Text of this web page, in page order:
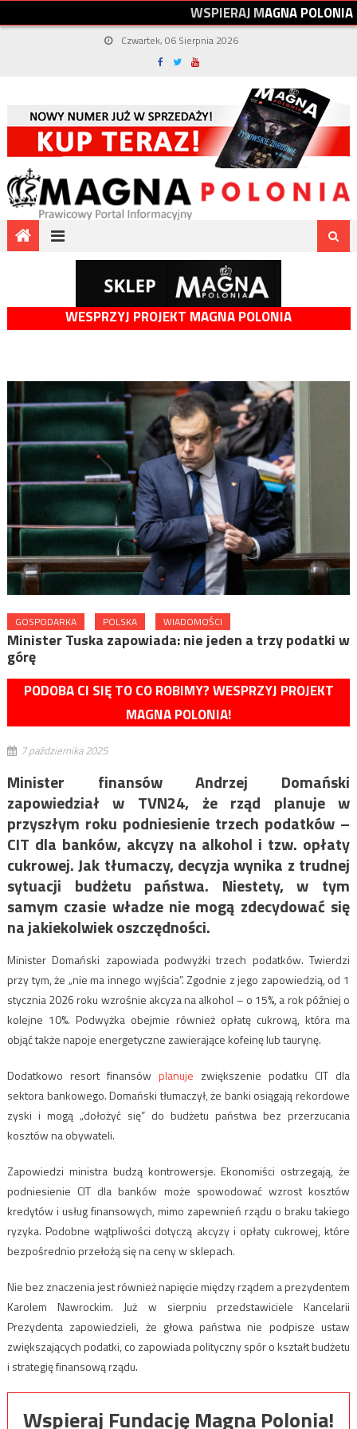
WSPIERAJMAGNAPOLONIA
Czwartek, 06 Sierpnia 2026
WESPRZYJ PROJEKT MAGNA POLONIA
GOSPODARKA POLSKA WIADOMOŚCI
Minister Tuska zapowiada: nie jeden a trzy podatki w
górę
PODOBA CI SIĘ TO CO ROBIMY? WESPRZYJ PROJEKT
MAGNA POLONIA!
7 października 2025
Minister finansów Andrzej Domański
zapowiedział w TVN24, że rząd planuje w
przyszłym roku podniesienie trzech podatków –
CIT dla banków, akcyzy na alkohol i tzw. opłaty
cukrowej. Jak tłumaczy, decyzja wynika z trudnej
sytuacji budżetu państwa. Niestety, w tym
samym czasie władze nie mogą zdecydować się
na jakiekolwiek oszczędności.
Minister Domański zapowiada podwyżki trzech podatków. Twierdzi
przy tym, że „nie ma innego wyjścia”. Zgodnie z jego zapowiedzią, od 1
stycznia 2026 roku wzrośnie akcyza na alkohol – o 15%, a rok później o
kolejne 10%. Podwyżka obejmie również opłatę cukrową, która ma
objąć także napoje energetyczne zawierające kofeinę lub taurynę.
Dodatkowo resort finansów planuje zwiększenie podatku CIT dla
sektora bankowego. Domański tłumaczył, że banki osiągają rekordowe
zyski i mogą „dołożyć się” do budżetu państwa bez przerzucania
kosztów na obywateli.
Zapowiedzi ministra budzą kontrowersje. Ekonomiści ostrzegają, że
podniesienie CIT dla banków może spowodować wzrost kosztów
kredytów i usług finansowych, mimo zapewnień rządu o braku takiego
ryzyka. Podobne wątpliwości dotyczą akcyzy i opłaty cukrowej, które
bezpośrednio przełożą się na ceny w sklepach.
Nie bez znaczenia jest również napięcie między rządem a prezydentem
Karolem Nawrockim. Już w sierpniu przedstawiciele Kancelarii
Prezydenta zapowiedzieli, że głowa państwa nie podpisze ustaw
zwiększających podatki, co zapowiada polityczny spór o kształt budżetu
i strategię finansową rządu.
Wspieraj Fundację Magna Polonia!